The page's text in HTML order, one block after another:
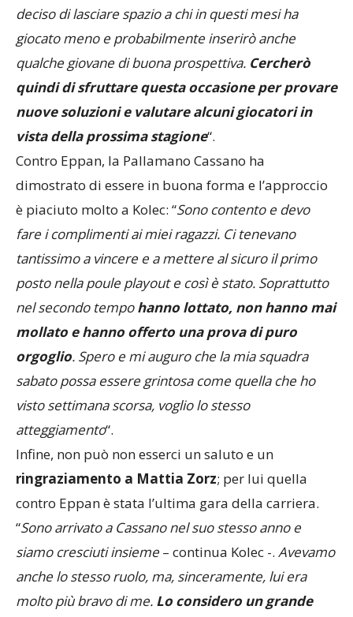
deciso di lasciare spazio a chi in questi mesi ha
giocato meno e probabilmente inserirò anche
qualche giovane di buona prospettiva. Cercherò
quindi di sfruttare questa occasione per provare
nuove soluzioni e valutare alcuni giocatori in
vista della prossima stagione“.
Contro Eppan, la Pallamano Cassano ha
dimostrato di essere in buona forma e l’approccio
è piaciuto molto a Kolec: “Sono contento e devo
fare i complimenti ai miei ragazzi. Ci tenevano
tantissimo a vincere e a mettere al sicuro il primo
posto nella poule playout e così è stato. Soprattutto
nel secondo tempohanno lottato, non hanno mai
mollato e hanno offerto una prova di puro
orgoglio. Spero e mi auguro che la mia squadra
sabato possa essere grintosa come quella che ho
visto settimana scorsa, voglio lo stesso
atteggiamento“.
Infine, non può non esserci un saluto e un
ringraziamento a Mattia Zorz; per lui quella
contro Eppan è stata l’ultima gara della carriera.
“Sono arrivato a Cassano nel suo stesso anno e
siamo cresciuti insieme – continua Kolec -. Avevamo
anche lo stesso ruolo, ma, sinceramente, lui era
molto più bravo di me. Lo considero un grande